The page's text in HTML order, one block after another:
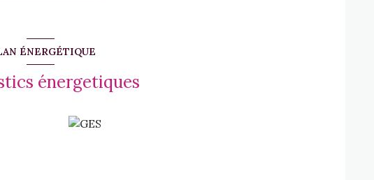
privatifs. Le terrain d'une surface de 506 m2 est
assurant ainsi la sécurité de leurs biens.
ÉNERGÉTIQUE
énergetiques